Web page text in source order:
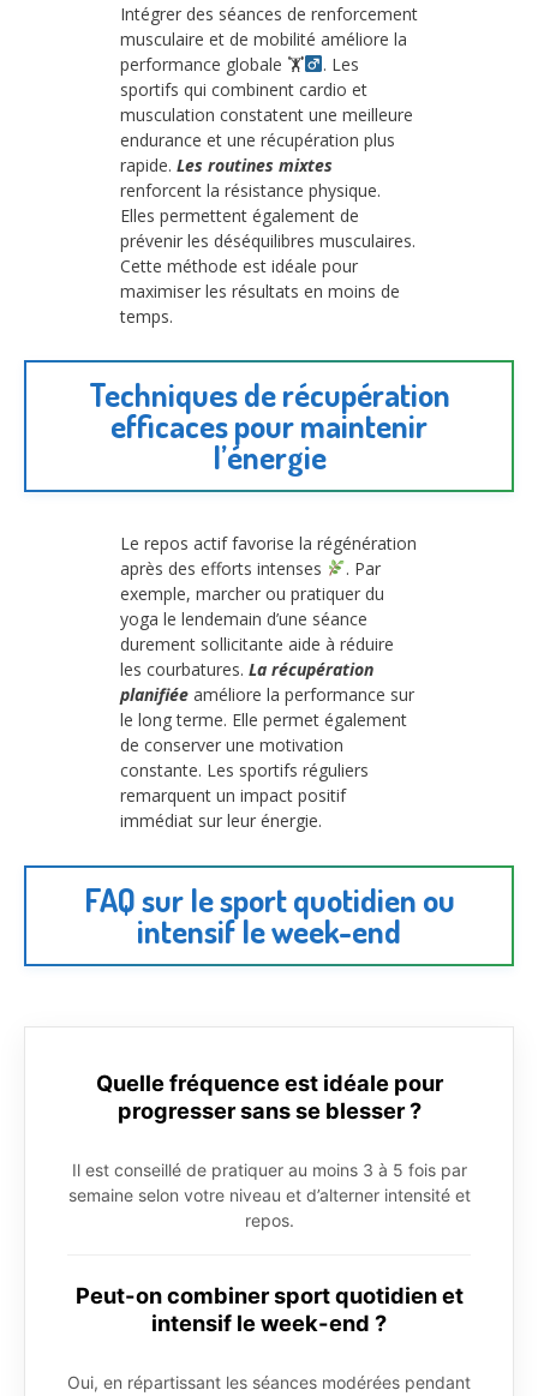
Intégrer des séances de renforcement
musculaire et de mobilité améliore la
performance globale 🏋
. Les
sportifs qui combinent cardio et
musculation constatent une meilleure
endurance et une récupération plus
rapide. Les routines mixtes
renforcent la résistance physique.
Elles permettent également de
prévenir les déséquilibres musculaires.
Cette méthode est idéale pour
maximiser les résultats en moins de
temps.
Techniques de récupération
efficaces pour maintenir
l’énergie
Le repos actif favorise la régénération
après des efforts intenses
. Par
exemple, marcher ou pratiquer du
yoga le lendemain d’une séance
durement sollicitante aide à réduire
les courbatures. La récupération
planifiée améliore la performance sur
le long terme. Elle permet également
de conserver une motivation
constante. Les sportifs réguliers
remarquent un impact positif
immédiat sur leur énergie.
FAQ sur le sport quotidien ou
intensif le week-end
Quelle fréquence est idéale pour
progresser sans se blesser ?
Il est conseillé de pratiquer au moins 3 à 5 fois par
semaine selon votre niveau et d’alterner intensité et
repos.
Peut-on combiner sport quotidien et
intensif le week-end ?
Oui, en répartissant les séances modérées pendant